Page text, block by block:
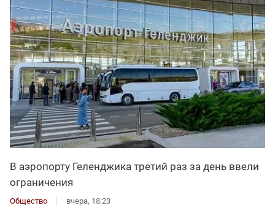
В аэропорту Геленджика третий раз за день ввели
ограничения
Общество вчера, 18:23